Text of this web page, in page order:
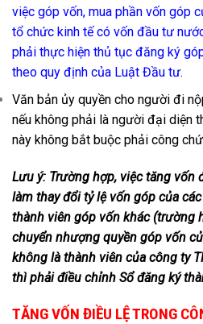
việc góp vốn, mua phần vốn góp
tổ chức kinh tế có vốn đầu tư
phải thực hiện thủ tục đăng ký
theo quy định của Luật Đầu tư.
Văn bản ủy quyền cho người đi
nếu không phải là người đại diện
này không bắt buộc phải công
Lưu ý: Trường hợp, việc tăng vốn
làm thay đổi tỷ lệ vốn góp của
thành viên góp vốn khác (trường
chuyển nhượng quyền góp vốn
không là thành viên của công ty
thì phải điều chỉnh Sổ đăng ký
TĂNG VỐN ĐIỀU LỆ TRONG